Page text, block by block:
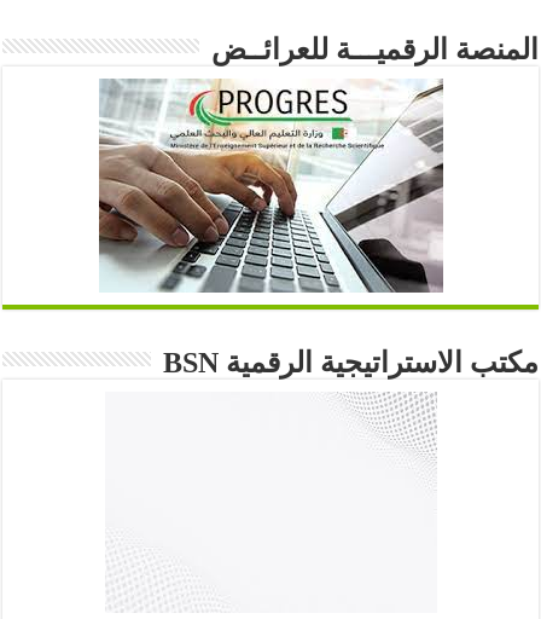
المنصة الرقميـــة للعرائــض
مكتب الاستراتيجية الرقمية BSN